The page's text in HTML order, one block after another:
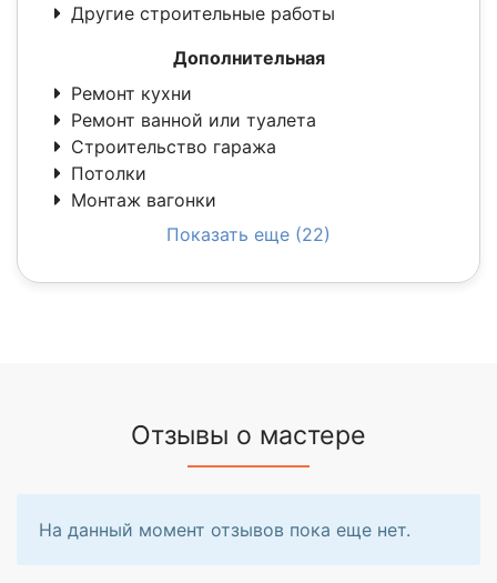
Другие строительные работы
Дополнительная
Ремонт кухни
Ремонт ванной или туалета
Строительство гаража
Потолки
Монтаж вагонки
Показать еще (22)
Отзывы о мастере
На данный момент отзывов пока еще нет.